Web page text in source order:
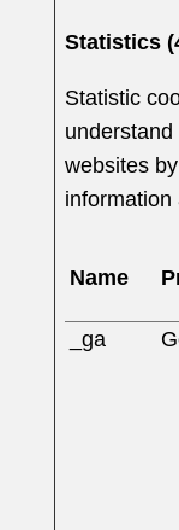
Statistics
Statistic
websites
information
Name
_ga